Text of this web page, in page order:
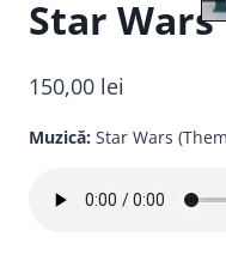
Star Wars
150,00 lei
Muzică: Star Wars